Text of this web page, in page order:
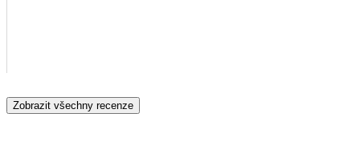
Zobrazit všechny recenze